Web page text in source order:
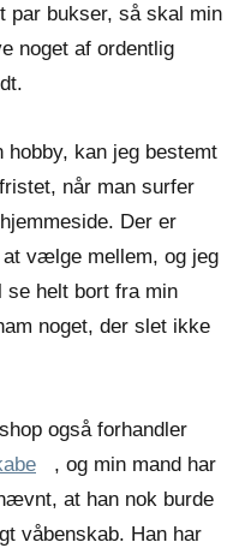
par bukser, så skal min
noget af ordentlig
hobby, kan jeg bestemt
når man surfer
Der er
vælge mellem, og jeg
helt bort fra min
noget, der slet ikke
også forhandler
, og min mand har
at han nok burde
våbenskab. Han har